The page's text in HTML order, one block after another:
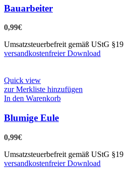
Bauarbeiter
0,99€
Umsatzsteuerbefreit gemäß UStG §19
versandkostenfreier Download
Quick view
zur Merkliste hinzufügen
In den Warenkorb
Blumige Eule
0,99€
Umsatzsteuerbefreit gemäß UStG §19
versandkostenfreier Download